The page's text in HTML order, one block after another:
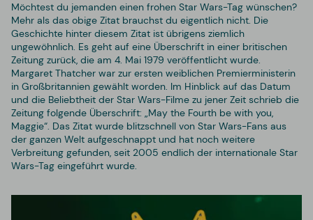
Möchtest du jemanden einen frohen Star Wars-Tag wünschen?
Mehr als das obige Zitat brauchst du eigentlich nicht. Die
Geschichte hinter diesem Zitat ist übrigens ziemlich
ungewöhnlich. Es geht auf eine Überschrift in einer britischen
Zeitung zurück, die am 4. Mai 1979 veröffentlicht wurde.
Margaret Thatcher war zur ersten weiblichen Premierministerin
in Großbritannien gewählt worden. Im Hinblick auf das Datum
und die Beliebtheit der Star Wars-Filme zu jener Zeit schrieb die
Zeitung folgende Überschrift: „May the Fourth be with you,
Maggie“. Das Zitat wurde blitzschnell von Star Wars-Fans aus
der ganzen Welt aufgeschnappt und hat noch weitere
Verbreitung gefunden, seit 2005 endlich der internationale Star
Wars-Tag eingeführt wurde.